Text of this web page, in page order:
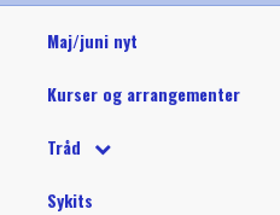
Maj/juni nyt
Kurser og arrangementer
Tråd
Glide polyestertråd (60wt)
Sykits